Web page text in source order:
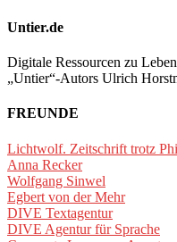
Untier.de
Digitale Ressourcen zu
„Untier“-Autors Ulrich
FREUNDE
Lichtwolf. Zeitschrift trotz
Anna Recker
Wolfgang Sinwel
Egbert von der Mehr
DIVE Textagentur
DIVE Agentur für Sprache